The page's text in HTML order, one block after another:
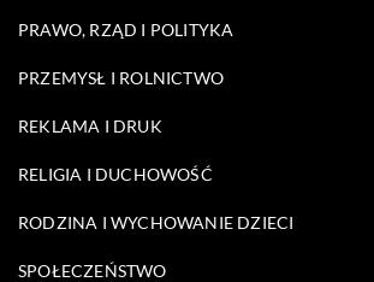
PRAWO, RZĄD I POLITYKA
PRZEMYSŁ I ROLNICTWO
REKLAMA I DRUK
RELIGIA I DUCHOWOŚĆ
RODZINA I WYCHOWANIE DZIECI
SPOŁECZEŃSTWO